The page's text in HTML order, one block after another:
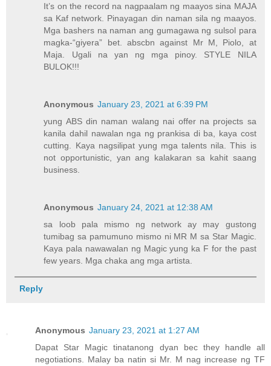
It’s on the record na nagpaalam ng maayos sina MAJA
sa Kaf network. Pinayagan din naman sila ng maayos.
Mga bashers na naman ang gumagawa ng sulsol para
magka-“giyera” bet. abscbn against Mr M, Piolo, at
Maja. Ugali na yan ng mga pinoy. STYLE NILA
BULOK!!!
Anonymous January 23, 2021 at 6:39 PM
yung ABS din naman walang nai offer na projects sa
kanila dahil nawalan nga ng prankisa di ba, kaya cost
cutting. Kaya nagsilipat yung mga talents nila. This is
not opportunistic, yan ang kalakaran sa kahit saang
business.
Anonymous January 24, 2021 at 12:38 AM
sa loob pala mismo ng network ay may gustong
tumibag sa pamumuno mismo ni MR M sa Star Magic.
Kaya pala nawawalan ng Magic yung ka F for the past
few years. Mga chaka ang mga artista.
Reply
Anonymous January 23, 2021 at 1:27 AM
Dapat Star Magic tinatanong dyan bec they handle all
negotiations. Malay ba natin si Mr. M nag increase ng TF